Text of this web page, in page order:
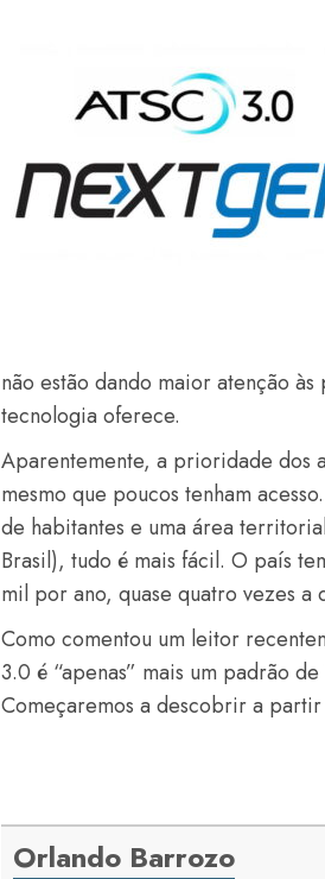
não estão dando maior atenção
tecnologia oferece.
Aparentemente, a prioridade dos
mesmo que poucos tenham
de habitantes e uma área
Brasil), tudo é mais fácil. O país
mil por ano, quase quatro vezes a
Como comentou um leitor
3.0 é “apenas” mais um padrão
Começaremos a descobrir a
Orlando Barrozo